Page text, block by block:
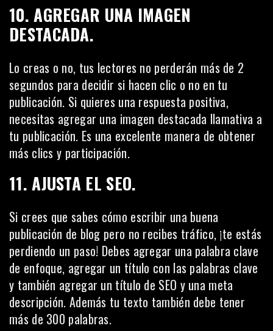
10. AGREGAR UNA IMAGEN
DESTACADA.
Lo creas o no, tus lectores no perderán más de 2
segundos para decidir si hacen clic o no en tu
publicación. Si quieres una respuesta positiva,
necesitas agregar una imagen destacada llamativa a
tu publicación. Es una excelente manera de obtener
más clics y participación.
11. AJUSTA EL SEO.
Si crees que sabes cómo escribir una buena
publicación de blog pero no recibes tráfico, ¡te estás
perdiendo un paso! Debes agregar una palabra clave
de enfoque, agregar un título con las palabras clave
y también agregar un título de SEO y una meta
descripción. Además tu texto también debe tener
más de 300 palabras.